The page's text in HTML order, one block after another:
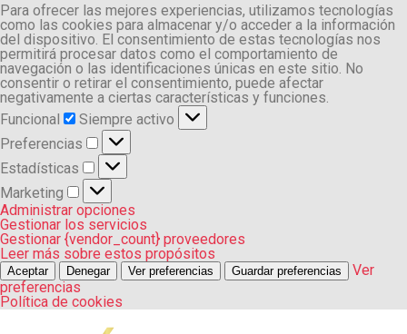
Para ofrecer las mejores experiencias, utilizamos tecnologías
como las cookies para almacenar y/o acceder a la información
del dispositivo. El consentimiento de estas tecnologías nos
permitirá procesar datos como el comportamiento de
navegación o las identificaciones únicas en este sitio. No
consentir o retirar el consentimiento, puede afectar
negativamente a ciertas características y funciones.
Funcional
Funcional
Siempre activo
Preferencias
Preferencias
Estadísticas
Estadísticas
Marketing
Marketing
Administrar opciones
Gestionar los servicios
Gestionar {vendor_count} proveedores
Leer más sobre estos propósitos
Aceptar Denegar Ver preferencias Guardar preferencias
Ver
preferencias
Política de cookies